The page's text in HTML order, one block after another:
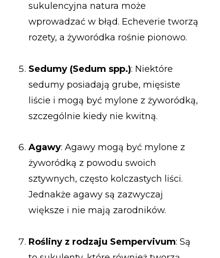
sukulencyjna natura może
wprowadzać w błąd. Echeverie tworzą
rozety, a żyworódka rośnie pionowo.
Sedumy (Sedum spp.): Niektóre
sedumy posiadają grube, mięsiste
liście i mogą być mylone z żyworódką,
szczególnie kiedy nie kwitną.
Agawy: Agawy mogą być mylone z
żyworódką z powodu swoich
sztywnych, często kolczastych liści.
Jednakże agawy są zazwyczaj
większe i nie mają zarodników.
Rośliny z rodzaju Sempervivum: Są